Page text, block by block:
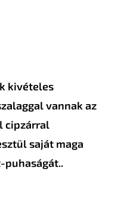
kivételes
vannak az
cipzárral
saját maga
puhaságát..